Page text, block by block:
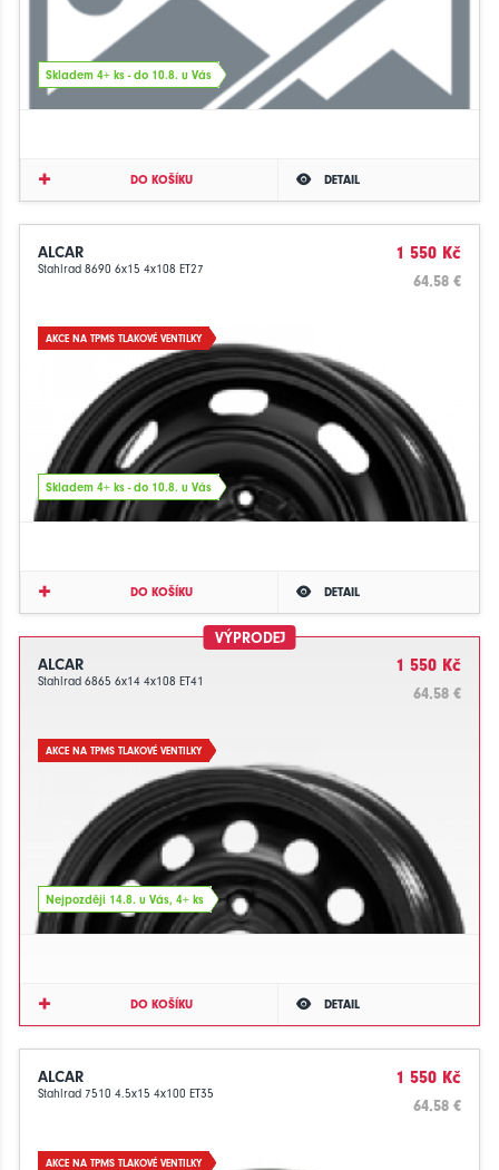
Skladem 4+ ks - do 10.8. u Vás
DO KOŠÍKU DETAIL
ALCAR
Stahlrad 8690 6x15 4x108 ET27
1 550 Kč
64.58 €
AKCE NA TPMS TLAKOVÉ VENTILKY
Skladem 4+ ks - do 10.8. u Vás
DO KOŠÍKU DETAIL
VÝPRODEJ
ALCAR
Stahlrad 6865 6x14 4x108 ET41
1 550 Kč
64.58 €
AKCE NA TPMS TLAKOVÉ VENTILKY
Nejpozději 14.8. u Vás, 4+ ks
DO KOŠÍKU DETAIL
ALCAR
Stahlrad 7510 4.5x15 4x100 ET35
1 550 Kč
64.58 €
AKCE NA TPMS TLAKOVÉ VENTILKY